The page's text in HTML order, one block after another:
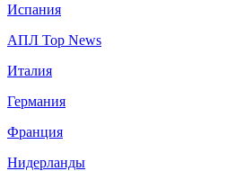
Испания
АПЛ Top News
Италия
Германия
Франция
Нидерланды